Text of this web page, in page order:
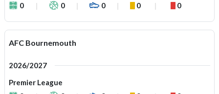
0
0 0 0 0
AFC Bournemouth
2026/2027
Premier League